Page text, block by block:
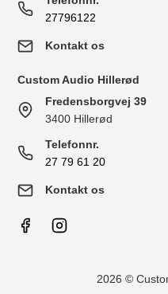
27796122
Kontakt os
Custom Audio Hillerød
Fredensborgvej 39
3400 Hillerød
Telefonnr.
27 79 61 20
Kontakt os
2026 ©